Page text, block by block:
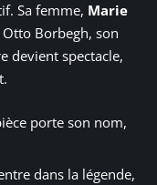
Sa femme, Marie
Otto Borbegh, son
devient spectacle,
porte son nom,
dans la légende,